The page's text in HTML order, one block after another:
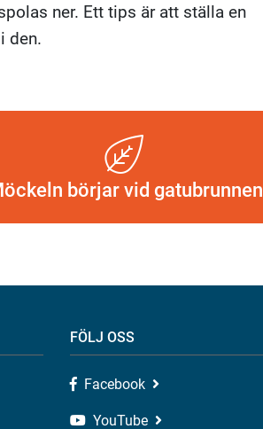
ner. Ett tips är att ställa en
den.
börjar vid gatubrunnen
FÖLJ OSS
Facebook
YouTube